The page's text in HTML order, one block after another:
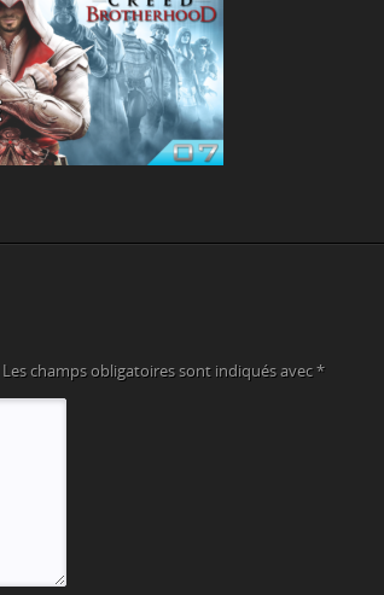
Les champs obligatoires sont indiqués avec *